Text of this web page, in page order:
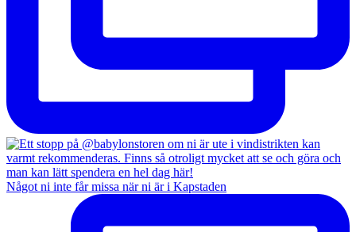
Något ni inte får missa när ni är i Kapstaden